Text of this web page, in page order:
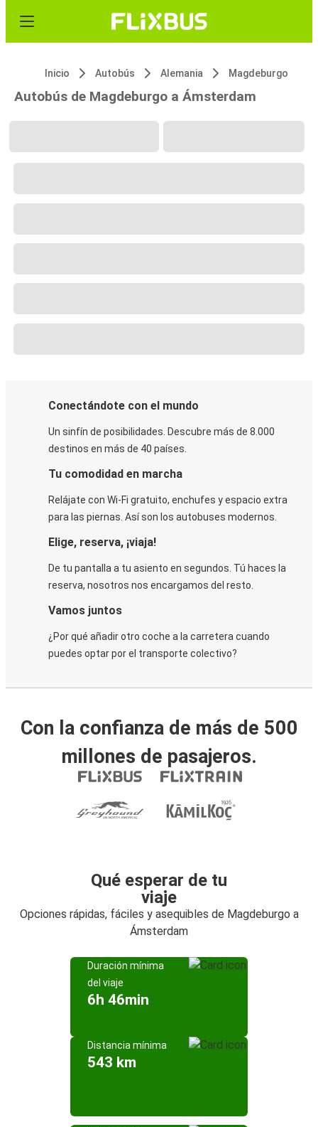
Inicio Autobús Alemania Magdeburgo
Autobús de Magdeburgo a Ámsterdam
Conectándote con el mundo
Un sinfín de posibilidades. Descubre más de 8.000
destinos en más de 40 países.
Tu comodidad en marcha
Relájate con Wi-Fi gratuito, enchufes y espacio extra
para las piernas. Así son los autobuses modernos.
Elige, reserva, ¡viaja!
De tu pantalla a tu asiento en segundos. Tú haces la
reserva, nosotros nos encargamos del resto.
Vamos juntos
¿Por qué añadir otro coche a la carretera cuando
puedes optar por el transporte colectivo?
Con la confianza de más de 500
millones de pasajeros.
Qué esperar de tu
viaje
Opciones rápidas, fáciles y asequibles de Magdeburgo a
Ámsterdam
Duración mínima
del viaje
6h 46min
Distancia mínima
543 km